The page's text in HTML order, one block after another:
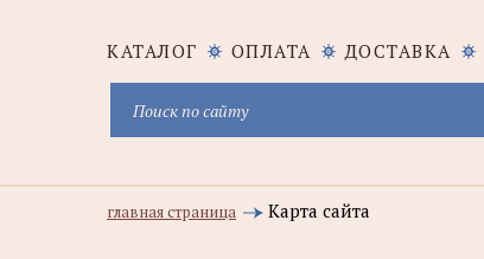
КАТАЛОГ ОПЛАТА ДОСТАВКА
главная страница Карта сайта